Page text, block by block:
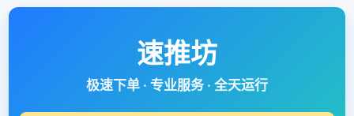
速推坊
极速下单 · 专业服务 · 全天运行